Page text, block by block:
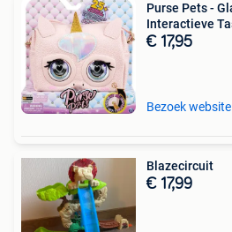
Purse Pets -
Interactieve
€ 17,95
Bezoek website
Blazecircuit
€ 17,99